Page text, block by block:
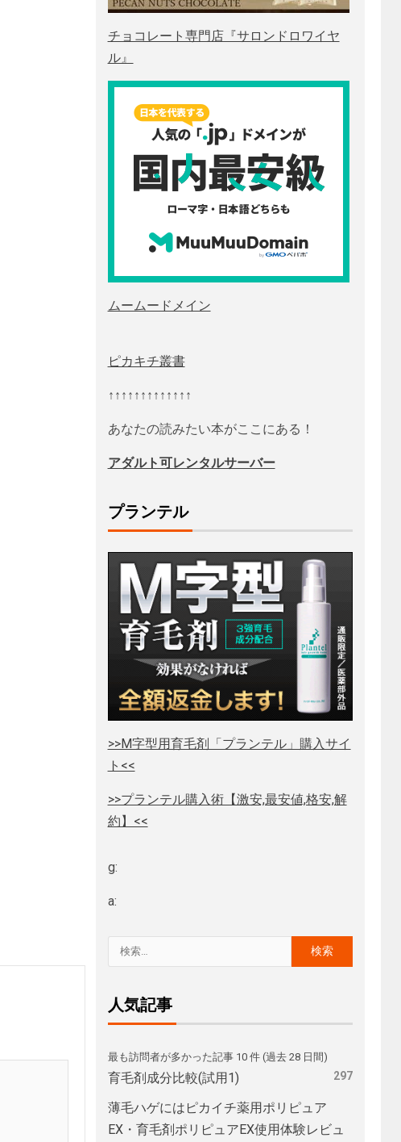
チョコレート専門店『サロンドロワイヤ
ル』
ムームードメイン
ピカキチ叢書
↑↑↑↑↑↑↑↑↑↑↑↑↑
あなたの読みたい本がここにある！
アダルト可レンタルサーバー
プランテル
>>M字型用育毛剤「プランテル」購入サイ
ト<<
>>プランテル購入術【激安,最安値,格安,解
約】<<
g:
a:
人気記事
最も訪問者が多かった記事 10 件 (過去 28 日間)
育毛剤成分比較(試用1) 297
薄毛ハゲにはピカイチ薬用ポリピュア
EX・育毛剤ポリピュアEX使用体験レビュ